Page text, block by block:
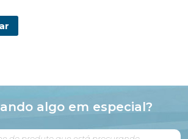
algo em especial?